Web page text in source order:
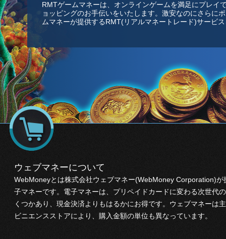
RMTゲームマネーは、オンラインゲームを満足にプレイ
ョッピングのお手伝いをいたします。激安なのにさらに
ムマネーが提供するRMT(リアルマネートレード)サービ
ウェブマネーについて
WebMoneyとは株式会社ウェブマネー(WebMoney Corporation)
子マネーです。電子マネーは、プリペイドカードに変わる次世代
くつかあり、現金決済よりもはるかにお得です。ウェブマネーは
ビニエンスストアにより、購入金額の単位も異なっています。